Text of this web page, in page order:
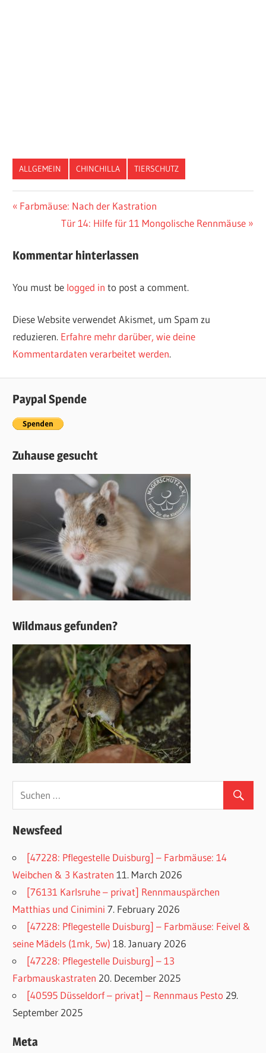
ALLGEMEIN CHINCHILLA TIERSCHUTZ
Vorheriger
Farbmäuse: Nach der Kastration
Nächster
Tür 14: Hilfe für 11 Mongolische Rennmäuse
Kommentar hinterlassen
You must be logged in to post a comment.
Diese Website verwendet Akismet, um Spam zu
reduzieren. Erfahre mehr darüber, wie deine
Kommentardaten verarbeitet werden.
Paypal Spende
Zuhause gesucht
Wildmaus gefunden?
Newsfeed
[47228: Pflegestelle Duisburg] – Farbmäuse: 14
Weibchen & 3 Kastraten 11. March 2026
[76131 Karlsruhe – privat] Rennmauspärchen
Matthias und Cinimini 7. February 2026
[47228: Pflegestelle Duisburg] – Farbmäuse: Feivel &
seine Mädels (1mk, 5w) 18. January 2026
[47228: Pflegestelle Duisburg] – 13
Farbmauskastraten 20. December 2025
[40595 Düsseldorf – privat] – Rennmaus Pesto 29.
September 2025
Meta